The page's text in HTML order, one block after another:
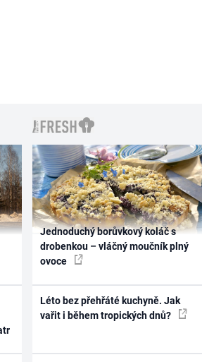
Jednoduchý borůvkový koláč s
drobenkou – vláčný moučník plný
ovoce
Léto bez přehřáté kuchyně. Jak
vařit i během tropických dnů?